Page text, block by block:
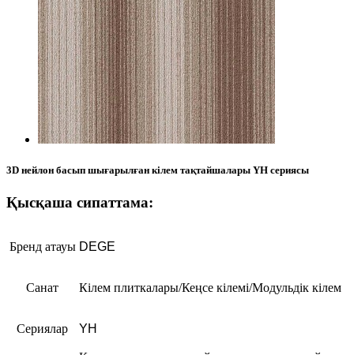
3D нейлон басып шығарылған кілем тақтайшалары YH сериясы
Қысқаша сипаттама:
Бренд атауы DEGE
Санат Кілем плиткалары/Кеңсе кілемі/Модульдік кілем
Сериялар YH